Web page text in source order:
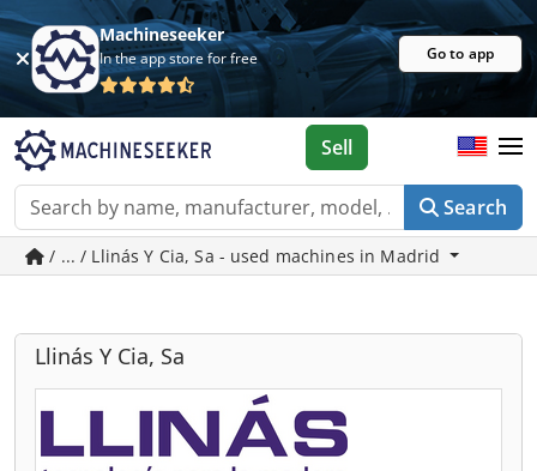
Machineseeker
In the app store for free Go to app
Search
Sell
/ ... / Llinás Y Cia, Sa - used machines in Madrid
Llinás Y Cia, Sa